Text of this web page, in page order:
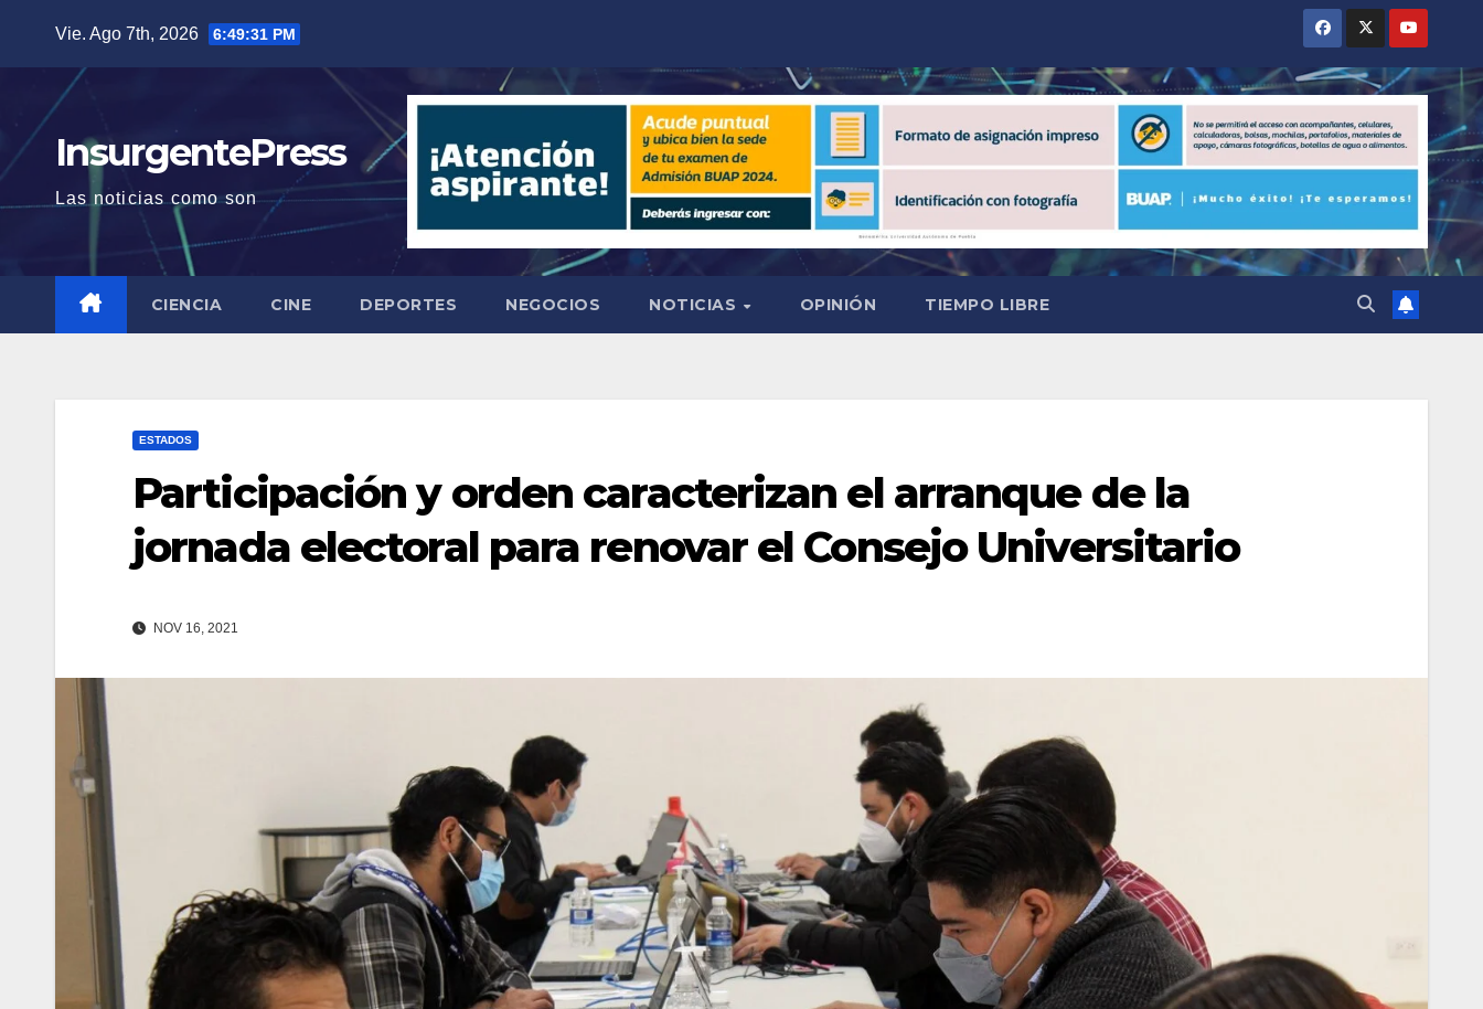
contenido
Vie. Ago 7th, 2026 6:49:32 PM
InsurgentePress
Las noticias como son
CIENCIA CINE DEPORTES NEGOCIOS NOTICIAS OPINIÓN TIEMPO LIBRE
ESTADOS
Participación y orden caracterizan el arranque de la
jornada electoral para renovar el Consejo Universitario
NOV 16, 2021